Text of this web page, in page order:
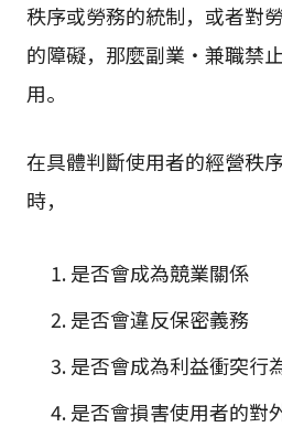
秩序或勞務的統制，或者對
的障礙，那麼副業・兼職禁
用。
在具體判斷使用者的經營秩
時，
是否會成為競業關係
是否會違反保密義務
是否會成為利益衝突行
是否會損害使用者的對